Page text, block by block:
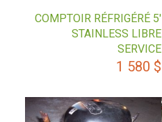
COMPTOIR RÉFRIGÉRÉ 5′
STAINLESS LIBRE
SERVICE
1 580 $